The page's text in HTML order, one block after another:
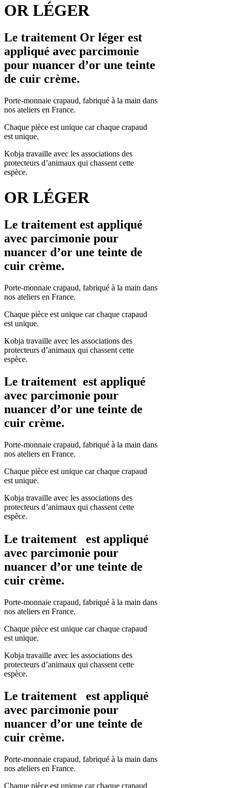
OR LÉGER
Le traitement Or léger est
appliqué avec parcimonie
pour nuancer d’or une teinte
de cuir crème.
Porte-monnaie crapaud, fabriqué à la main dans
nos ateliers en France.
Chaque pièce est unique car chaque crapaud
est unique.
Kobja travaille avec les associations des
protecteurs d’animaux qui chassent cette
espèce.
OR LÉGER
Le traitement est appliqué
avec parcimonie pour
nuancer d’or une teinte de
cuir crème.
Porte-monnaie crapaud, fabriqué à la main dans
nos ateliers en France.
Chaque pièce est unique car chaque crapaud
est unique.
Kobja travaille avec les associations des
protecteurs d’animaux qui chassent cette
espèce.
Le traitement est appliqué
avec parcimonie pour
nuancer d’or une teinte de
cuir crème.
Porte-monnaie crapaud, fabriqué à la main dans
nos ateliers en France.
Chaque pièce est unique car chaque crapaud
est unique.
Kobja travaille avec les associations des
protecteurs d’animaux qui chassent cette
espèce.
Le traitement est appliqué
avec parcimonie pour
nuancer d’or une teinte de
cuir crème.
Porte-monnaie crapaud, fabriqué à la main dans
nos ateliers en France.
Chaque pièce est unique car chaque crapaud
est unique.
Kobja travaille avec les associations des
protecteurs d’animaux qui chassent cette
espèce.
Le traitement est appliqué
avec parcimonie pour
nuancer d’or une teinte de
cuir crème.
Porte-monnaie crapaud, fabriqué à la main dans
nos ateliers en France.
Chaque pièce est unique car chaque crapaud